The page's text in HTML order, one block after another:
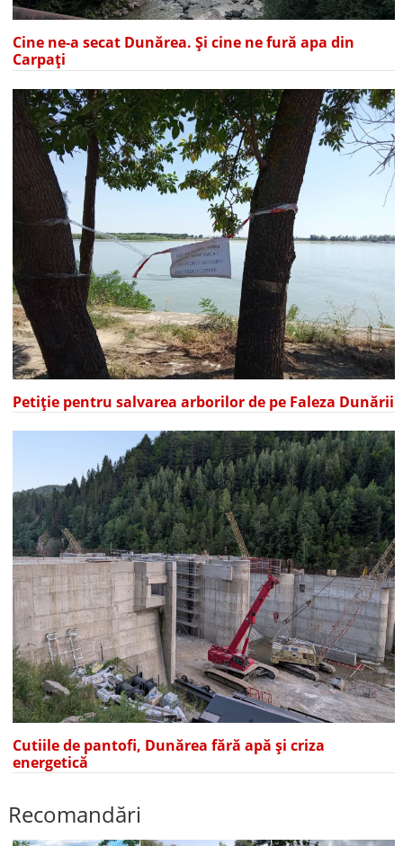
Cine ne-a secat Dunărea. Și cine ne fură apa din
Carpați
Petiție pentru salvarea arborilor de pe Faleza Dunării
Cutiile de pantofi, Dunărea fără apă și criza
energetică
Recomandări